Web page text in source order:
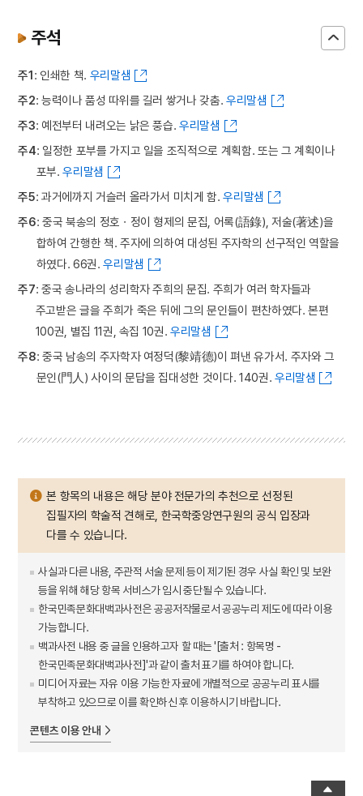
주석
주1: 인쇄한 책. 우리말샘
주2: 능력이나 품성 따위를 길러 쌓거나 갖춤. 우리말샘
주3: 예전부터 내려오는 낡은 풍습.우리말샘
주4: 일정한 포부를 가지고 일을 조직적으로 계획함. 또는 그 계획이나
포부.우리말샘
주5: 과거에까지 거슬러 올라가서 미치게 함.우리말샘
주6: 중국 북송의 정호ㆍ정이 형제의 문집, 어록(語錄), 저술(著述)을
합하여 간행한 책. 주자에 의하여 대성된 주자학의 선구적인 역할을
하였다. 66권.우리말샘
주7: 중국 송나라의 성리학자 주희의 문집. 주희가 여러 학자들과
주고받은 글을 주희가 죽은 뒤에 그의 문인들이 편찬하였다. 본편
100권, 별집 11권, 속집 10권.우리말샘
주8: 중국 남송의 주자학자 여정덕(黎靖德)이 펴낸 유가서. 주자와 그
문인(門人) 사이의 문답을 집대성한 것이다. 140권. 우리말샘
본 항목의 내용은 해당 분야 전문가의 추천으로 선정된
집필자의 학술적 견해로, 한국학중앙연구원의 공식 입장과
다를 수 있습니다.
사실과 다른 내용, 주관적 서술 문제 등이 제기된 경우 사실 확인 및 보완
등을 위해 해당 항목 서비스가 임시 중단될 수 있습니다.
한국민족문화대백과사전은 공공저작물로서 공공누리 제도에 따라 이용
가능합니다.
백과사전 내용 중 글을 인용하고자 할 때는 '[출처 : 항목명 -
한국민족문화대백과사전]'과 같이 출처 표기를 하여야 합니다.
미디어 자료는 자유 이용 가능한 자료에 개별적으로 공공누리 표시를
부착하고 있으므로 이를 확인하신 후 이용하시기 바랍니다.
콘텐츠 이용 안내